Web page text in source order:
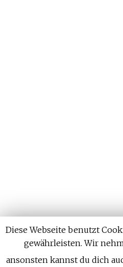
Diese Webseite benutzt
gewährleisten. Wir
ansonsten kannst du dich